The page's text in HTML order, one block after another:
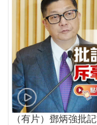
（有片）鄧炳強批